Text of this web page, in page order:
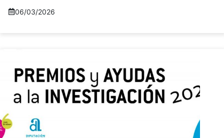
06/03/2026